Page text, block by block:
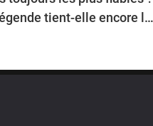
tient-elle encore la